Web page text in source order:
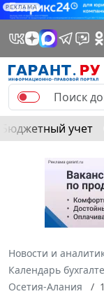
РЕКЛАМА
Бюджетный учет
Новости и
Календарь
Осетия-Алания